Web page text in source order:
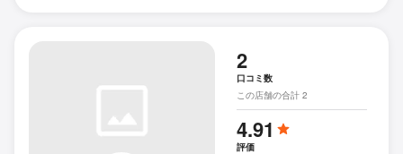
2
口コミ数
この店舗の合計 2
4.91
評価